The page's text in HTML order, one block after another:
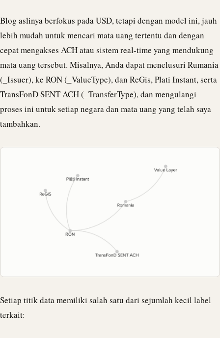
Blog aslinya berfokus pada USD, tetapi dengan model ini, jauh
lebih mudah untuk mencari mata uang tertentu dan dengan
cepat mengakses ACHatau sistem real-time yang mendukung
mata uang tersebut. Misalnya, Anda dapat menelusuri Rumania
(_Issuer), ke RON (_ValueType), dan ReGis, Plati Instant, serta
TransFonD SENTACH(_TransferType), dan mengulangi
proses ini untuk setiap negara dan mata uang yang telah saya
tambahkan.
Setiap titik data memiliki salah satu dari sejumlah kecil label
terkait: